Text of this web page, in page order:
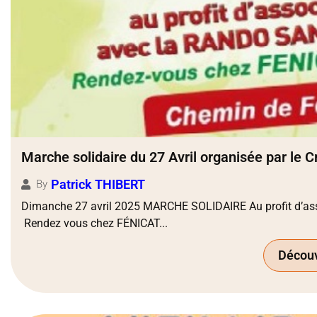
Marche solidaire du 27 Avril organisée par le
By Patrick THIBERT
Dimanche 27 avril 2025 MARCHE SOLIDAIRE Au profit
Rendez vous chez FÉNICAT...